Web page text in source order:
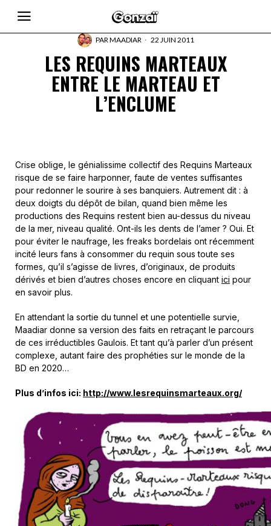
PARMAADIAR 22 JUIN 2011
LES REQUINS MARTEAUX
ENTRE LE MARTEAU ET
L’ENCLUME
Crise oblige, le génialissime collectif des Requins Marteaux
risque de se faire harponner, faute de ventes suffisantes
pour redonner le sourire à ses banquiers. Autrement dit : à
deux doigts du dépôt de bilan, quand bien même les
productions des Requins restent bien au-dessus du niveau
de la mer, niveau qualité. Ont-ils les dents de l’amer ? Oui. Et
pour éviter le naufrage, les freaks bordelais ont récemment
incité leurs fans à consommer du requin sous toute ses
formes, qu’il s’agisse de livres, d’originaux, de produits
dérivés et bien d’autres choses encore en cliquant ici pour
en savoir plus.
En attendant la sortie du tunnel et une potentielle survie,
Maadiar donne sa version des faits en retraçant le parcours
de ces irréductibles Gaulois. Et tant qu’à parler d’un présent
complexe, autant faire des prophéties sur le monde de la
BD en 2020…
Plus d’infos ici: http://www.lesrequinsmarteaux.org/